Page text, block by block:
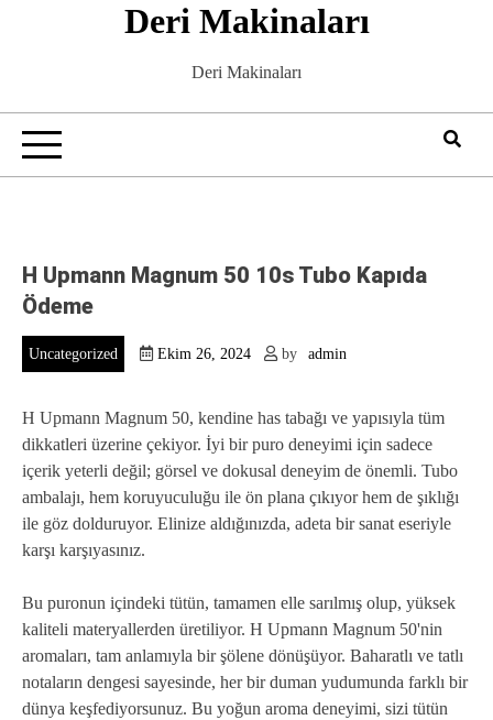
Deri Makinaları
Deri Makinaları
H Upmann Magnum 50 10s Tubo Kapıda
Ödeme
Uncategorized Ekim 26, 2024 by admin
H Upmann Magnum 50, kendine has tabağı ve yapısıyla tüm
dikkatleri üzerine çekiyor. İyi bir puro deneyimi için sadece
içerik yeterli değil; görsel ve dokusal deneyim de önemli. Tubo
ambalajı, hem koruyuculuğu ile ön plana çıkıyor hem de şıklığı
ile göz dolduruyor. Elinize aldığınızda, adeta bir sanat eseriyle
karşı karşıyasınız.
Bu puronun içindeki tütün, tamamen elle sarılmış olup, yüksek
kaliteli materyallerden üretiliyor. H Upmann Magnum 50'nin
aromaları, tam anlamıyla bir şölene dönüşüyor. Baharatlı ve tatlı
notaların dengesi sayesinde, her bir duman yudumunda farklı bir
dünya keşfediyorsunuz. Bu yoğun aroma deneyimi, sizi tütün